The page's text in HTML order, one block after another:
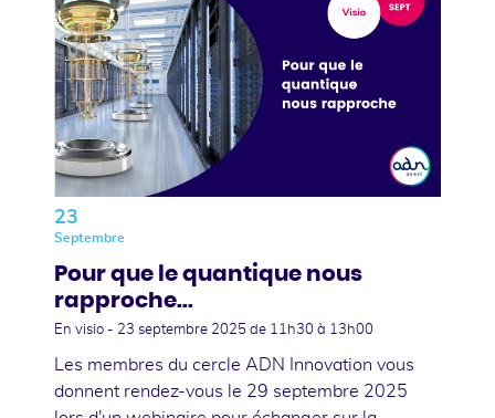
23
Septembre
Pour que le quantique nous
rapproche...
En visio - 23 septembre 2025 de 11h30 à 13h00
Les membres du cercle ADN Innovation vous
donnent rendez-vous le 29 septembre 2025